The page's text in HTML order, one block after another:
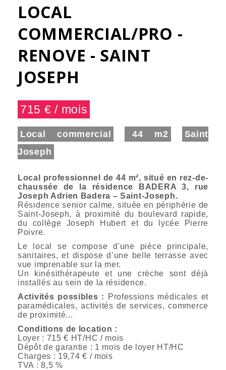
LOCAL
COMMERCIAL/PRO -
RENOVE - SAINT
JOSEPH
715 € / mois
Local commercial 44 m2
Saint
Joseph
Local professionnel de 44 m², situé en rez-de-
chaussée de la résidence BADERA 3, rue
Joseph Adrien Badera – Saint-Joseph.
Résidence senior calme, située en périphérie de
Saint-Joseph, à proximité du boulevard rapide,
du collège Joseph Hubert et du lycée Pierre
Poivre.
Le local se compose d'une pièce principale,
sanitaires, et dispose d’une belle terrasse avec
vue imprenable sur la mer.
Un kinésithérapeute et une crèche sont déjà
installés au sein de la résidence.
Activités possibles :
Professions médicales et
paramédicales, activités de services, commerce
de proximité...
Conditions de location :
Loyer : 715 € HT/HC / mois
Dépôt de garantie : 1 mois de loyer HT/HC
Charges : 19,74 € / mois
TVA : 8,5 %